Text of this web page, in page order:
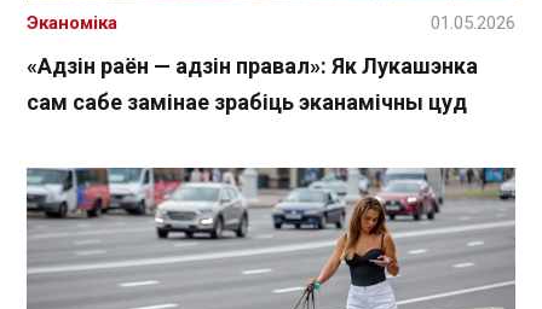
«Адзін раён — адзін правал»: Як Лукашэнка
сам сабе замінае зрабіць эканамічны цуд
Эканоміка 01.05.2026